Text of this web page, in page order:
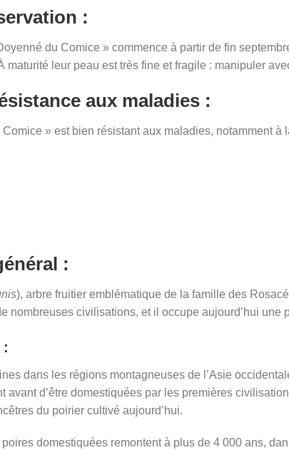
:
du Comice » commence à partir de fin
maturité leur peau est très fine et fragile : manipuler
aux maladies :
» est bien résistant aux maladies, notamment à
:
), arbre fruitier emblématique de la famille des
nombreuses civilisations, et il occupe aujourd’hui
:
dans les régions montagneuses de l’Asie
avant d’être domestiquées par les premières
du poirier cultivé aujourd’hui.
domestiquées remontent à plus de 4 000 ans,